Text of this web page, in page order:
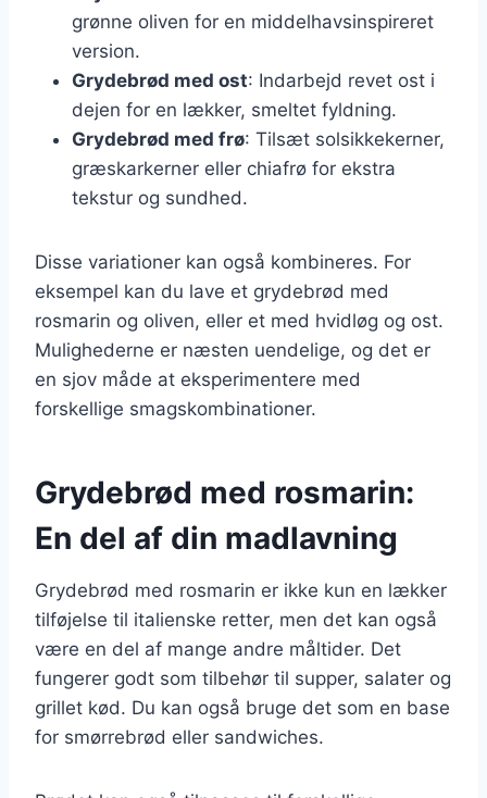
grønne oliven for en middelhavsinspireret
version.
Grydebrød med ost: Indarbejd revet ost i
dejen for en lækker, smeltet fyldning.
Grydebrød med frø: Tilsæt solsikkekerner,
græskarkerner eller chiafrø for ekstra
tekstur og sundhed.
Disse variationer kan også kombineres. For
eksempel kan du lave et grydebrød med
rosmarin og oliven, eller et med hvidløg og ost.
Mulighederne er næsten uendelige, og det er
en sjov måde at eksperimentere med
forskellige smagskombinationer.
Grydebrød med rosmarin:
En del af din madlavning
Grydebrød med rosmarin er ikke kun en lækker
tilføjelse til italienske retter, men det kan også
være en del af mange andre måltider. Det
fungerer godt som tilbehør til supper, salater og
grillet kød. Du kan også bruge det som en base
for smørrebrød eller sandwiches.